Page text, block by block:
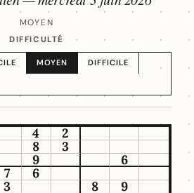
MOYEN
DIFFICULTÉ
MOYEN DIFFICILE
4
2
8
3
9
6
7
6
3
8
9